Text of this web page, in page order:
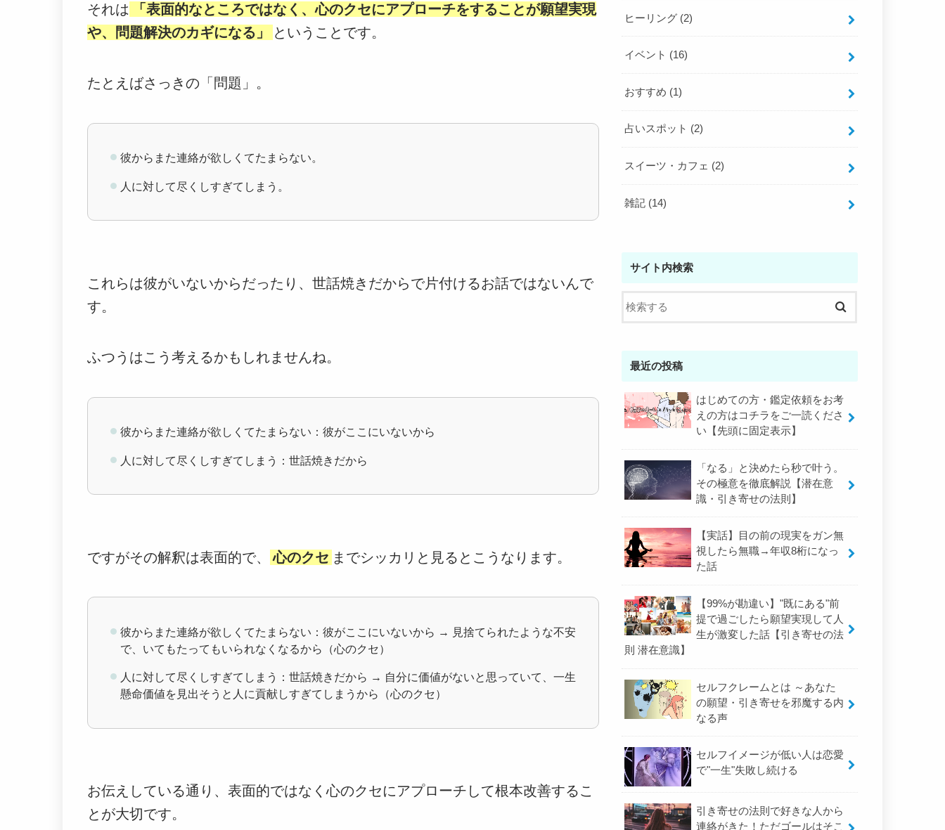
それは
「表面的なところではなく、心のクセにアプローチをすることが願望実現
や、問題解決のカギになる」
ということです。
たとえばさっきの「問題」。
彼からまた連絡が欲しくてたまらない。
人に対して尽くしすぎてしまう。
これらは彼がいないからだったり、世話焼きだからで片付けるお話ではないんで
す。
ふつうはこう考えるかもしれませんね。
彼からまた連絡が欲しくてたまらない：彼がここにいないから
人に対して尽くしすぎてしまう：世話焼きだから
ですがその解釈は表面的で、 心のクセ までシッカリと見るとこうなります。
彼からまた連絡が欲しくてたまらない：彼がここにいないから → 見捨てられたような不安
で、いてもたってもいられなくなるから（心のクセ）
人に対して尽くしすぎてしまう：世話焼きだから → 自分に価値がないと思っていて、一生
懸命価値を見出そうと人に貢献しすぎてしまうから（心のクセ）
お伝えしている通り、表面的ではなく心のクセにアプローチして根本改善するこ
とが大切です。
ヒーリング (2)
イベント (16)
おすすめ (1)
占いスポット (2)
スイーツ・カフェ (2)
雑記 (14)
サイト内検索
最近の投稿
はじめての方・鑑定依頼をお考
えの方はコチラをご一読くださ
い【先頭に固定表示】
「なる」と決めたら秒で叶う。
その極意を徹底解説【潜在意
識・引き寄せの法則】
【実話】目の前の現実をガン無
視したら無職→年収8桁になっ
た話
【99%が勘違い】"既にある"前
提で過ごしたら願望実現して人
生が激変した話【引き寄せの法
則 潜在意識】
セルフクレームとは ～あなた
の願望・引き寄せを邪魔する内
なる声
セルフイメージが低い人は恋愛
で"一生"失敗し続ける
引き寄せの法則で好きな人から
連絡がきた！ただゴールはそこ